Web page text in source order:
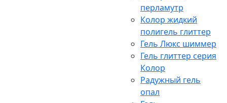
перламутр
Колор жидкий
полигель глиттер
Гель Люкс шиммер
Гель глиттер серия
Колор
Радужный гель
опал